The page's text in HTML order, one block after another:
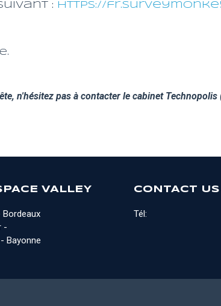
: https://
n'hésitez pas à contacter le cabinet Technopolis
VALLEY
-
Bayonne
CONTACT US
Tél: